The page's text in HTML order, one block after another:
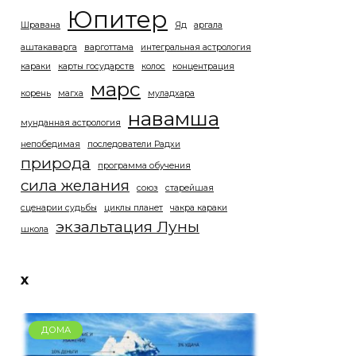
Шравана Юпитер Яд аргала
аштакаварга варготтама
интегральная астрология
караки
карты государств колос концентрация
корень магха марс муладхара
мунданная астрология навамша
непобедимая последователи Радхи
природа программа обучения
сила желания союз
старейшая
сценарии судьбы
циклы планет чакра караки
школа экзальтация Луны
x
ДОМА